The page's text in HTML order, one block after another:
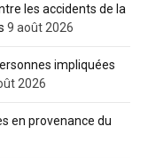
les accidents de la
9 août 2026
impliquées
2026
en provenance du